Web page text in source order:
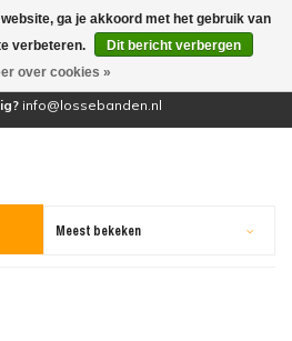
(0)
info@lossebanden.nl
Meest bekeken
ga je akkoord met het gebruik van
verbeteren.
Dit bericht verbergen
over cookies »